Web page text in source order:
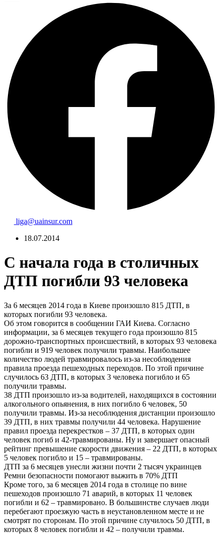
liga@uainsur.com
18.07.2014
С начала года в столичных
ДТП погибли 93 человека
За 6 месяцев 2014 года в Киеве произошло 815 ДТП, в
которых погибли 93 человека.
Об этом говорится в сообщении ГАИ Киева. Согласно
информации, за 6 месяцев текущего года произошло 815
дорожно-транспортных происшествий, в которых 93 человека
погибли и 919 человек получили травмы. Наибольшее
количество людей травмировалось из-за несоблюдения
правила проезда пешеходных переходов. По этой причине
случилось 63 ДТП, в которых 3 человека погибло и 65
получили травмы.
38 ДТП произошло из-за водителей, находящихся в состоянии
алкогольного опьянения, в них погибло 6 человек, 50
получили травмы. Из-за несоблюдения дистанции произошло
39 ДТП, в них травмы получили 44 человека. Нарушение
правил проезда перекрестков – 37 ДТП, в которых один
человек погиб и 42-травмированы. Ну и завершает опасный
рейтинг превышение скорости движения – 22 ДТП, в которых
5 человек погибло и 15 – травмированы.
ДТП за 6 месяцев унесли жизни почти 2 тысяч украинцев
Ремни безопасности помогают выжить в 70% ДТП
Кроме того, за 6 месяцев 2014 года в столице по вине
пешеходов произошло 71 аварий, в которых 11 человек
погибли и 62 – травмировано. В большинстве случаев люди
перебегают проезжую часть в неустановленном месте и не
смотрят по сторонам. По этой причине случилось 50 ДТП, в
которых 8 человек погибли и 42 – получили травмы.